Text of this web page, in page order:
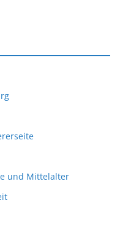
und Mittelalter